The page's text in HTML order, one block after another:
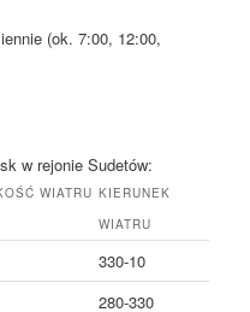
(ok. 7:00, 12:00,
w rejonie Sudetów:
WIATRU KIERUNEK
WIATRU
330-10
280-330